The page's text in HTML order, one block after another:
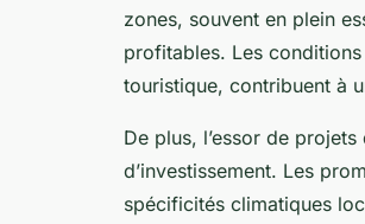
zones, souvent en plein
profitables. Les
touristique, contribuent à
De plus, l’essor de
d’investissement. Les
spécificités climatiques